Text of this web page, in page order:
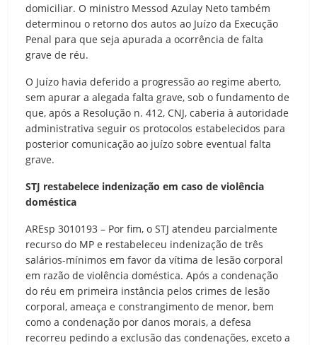
domiciliar. O ministro Messod Azulay Neto também
determinou o retorno dos autos ao Juízo da Execução
Penal para que seja apurada a ocorrência de falta
grave de réu.
O Juízo havia deferido a progressão ao regime aberto,
sem apurar a alegada falta grave, sob o fundamento de
que, após a Resolução n. 412, CNJ, caberia à autoridade
administrativa seguir os protocolos estabelecidos para
posterior comunicação ao juízo sobre eventual falta
grave.
STJ restabelece indenização em caso de violência
doméstica
AREsp 3010193 – Por fim, o STJ atendeu parcialmente
recurso do MP e restabeleceu indenização de três
salários-mínimos em favor da vítima de lesão corporal
em razão de violência doméstica. Após a condenação
do réu em primeira instância pelos crimes de lesão
corporal, ameaça e constrangimento de menor, bem
como a condenação por danos morais, a defesa
recorreu pedindo a exclusão das condenações, exceto a